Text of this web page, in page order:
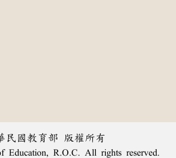
民國教育部 版權所有
Education, R.O.C. All rights reserved.